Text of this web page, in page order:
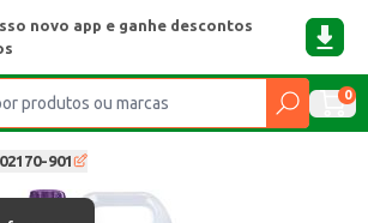
novo app e ganhe descontos
0
02170-901